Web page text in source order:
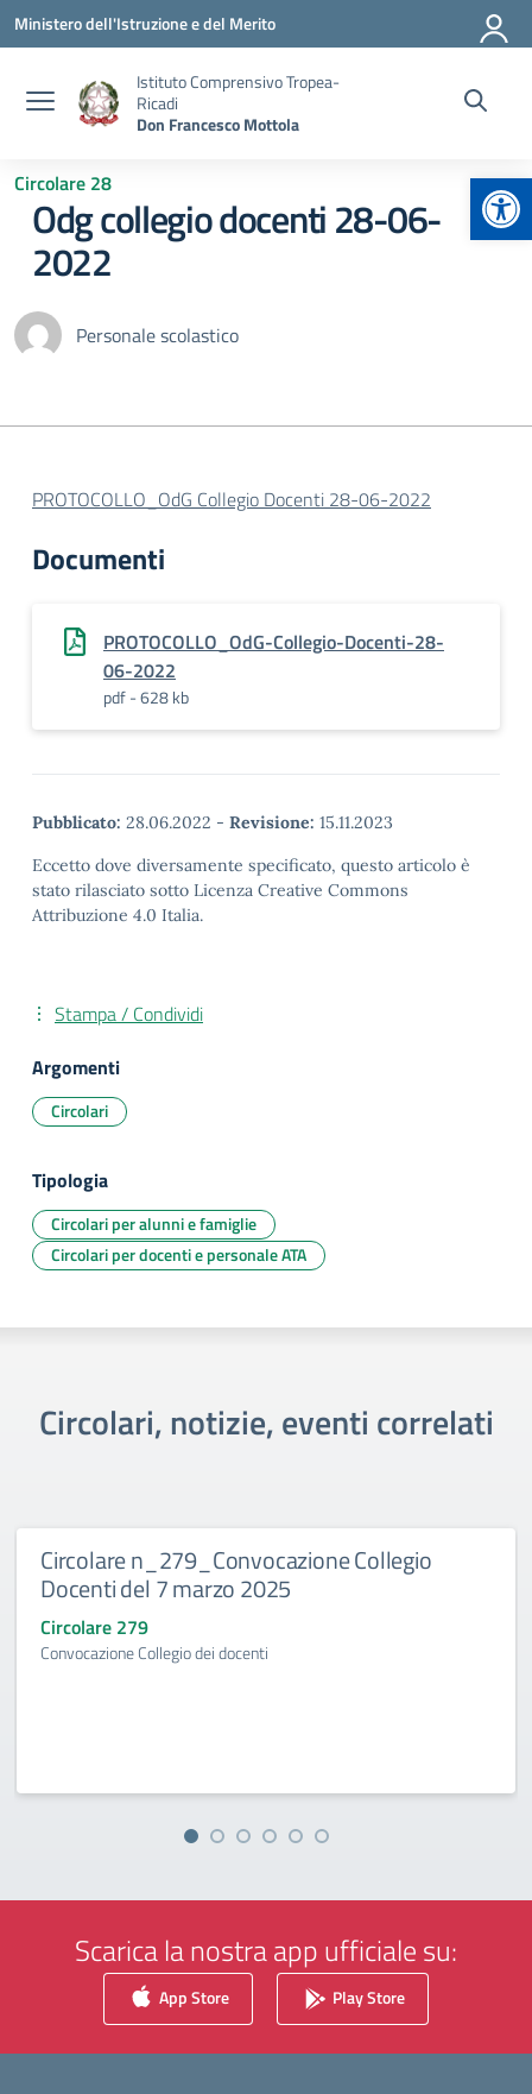
Vai ai contenuti
Vai al menu di navigazione
Vai al footer
Ministero dell'Istruzione e del Merito
Istituto Comprensivo Tropea-
Ricadi
Don Francesco Mottola
Circolare 28
Odg collegio docenti 28-06-
2022
Personale scolastico
PROTOCOLLO_OdG Collegio Docenti 28-06-2022
Documenti
PROTOCOLLO_OdG-Collegio-Docenti-28-
06-2022
pdf - 628 kb
Pubblicato: 28.06.2022 - Revisione: 15.11.2023
Eccetto dove diversamente specificato, questo articolo è
stato rilasciato sotto Licenza Creative Commons
Attribuzione 4.0 Italia.
Stampa / Condividi
Argomenti
Circolari
Tipologia
Circolari per alunni e famiglie
Circolari per docenti e personale ATA
Circolari, notizie, eventi correlati
Circolare n_279_Convocazione Collegio
Docenti del 7 marzo 2025
Circolare 279
Convocazione Collegio dei docenti
Scarica la nostra app ufficiale su:
App Store Play Store